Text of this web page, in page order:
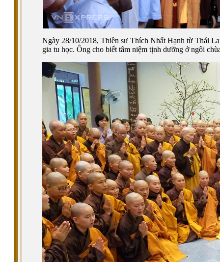
Ngày 28/10/2018, Thiền sư Thích Nhất Hạnh từ Thái
gia tu học. Ông cho biết tâm niệm tịnh dưỡng ở ngôi